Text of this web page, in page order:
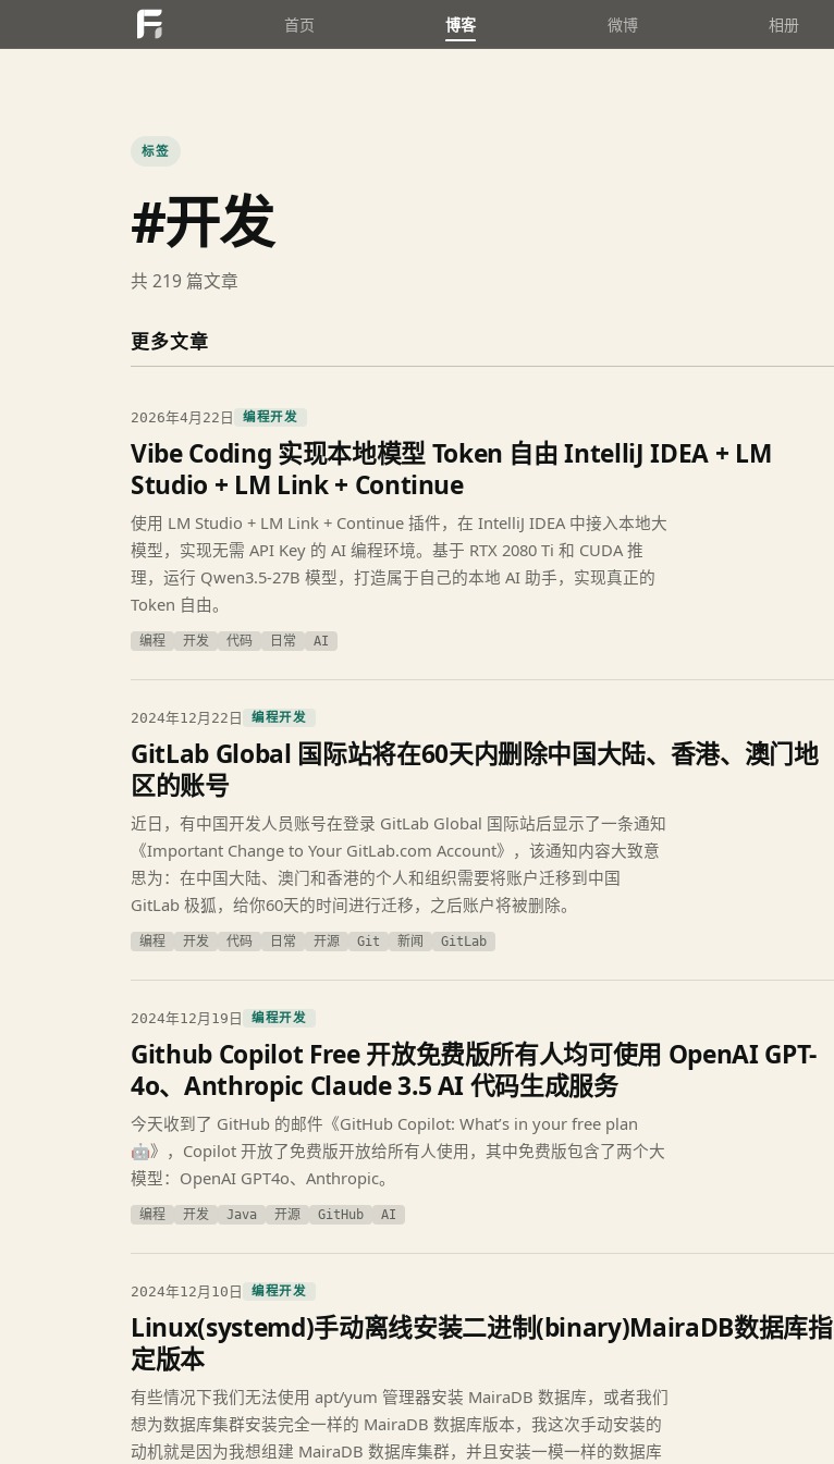
首页 博客 微博 相册
标签
#开发
共 219 篇文章
更多文章
2026年4月22日 编程开发
Vibe Coding 实现本地模型 Token 自由 IntelliJ IDEA + LM
Studio + LM Link + Continue
使用 LM Studio + LM Link + Continue 插件，在 IntelliJ IDEA 中接入本地大
模型，实现无需 API Key 的 AI 编程环境。基于 RTX 2080 Ti 和 CUDA 推
理，运行 Qwen3.5-27B 模型，打造属于自己的本地 AI 助手，实现真正的
Token 自由。
编程 开发 代码 日常 AI
2024年12月22日 编程开发
GitLab Global 国际站将在60天内删除中国大陆、香港、澳门地
区的账号
近日，有中国开发人员账号在登录 GitLab Global 国际站后显示了一条通知
《Important Change to Your GitLab.com Account》，该通知内容大致意
思为：在中国大陆、澳门和香港的个人和组织需要将账户迁移到中国
GitLab 极狐，给你60天的时间进行迁移，之后账户将被删除。
编程 开发 代码 日常 开源 Git 新闻 GitLab
2024年12月19日 编程开发
Github Copilot Free 开放免费版所有人均可使用 OpenAI GPT-
4o、Anthropic Claude 3.5 AI 代码生成服务
今天收到了 GitHub 的邮件《GitHub Copilot: What’s in your free plan
🤖》，Copilot 开放了免费版开放给所有人使用，其中免费版包含了两个大
模型：OpenAI GPT4o、Anthropic。
编程 开发 Java 开源 GitHub AI
2024年12月10日 编程开发
Linux(systemd)手动离线安装二进制(binary)MairaDB数据库指
定版本
有些情况下我们无法使用 apt/yum 管理器安装 MairaDB 数据库，或者我们
想为数据库集群安装完全一样的 MairaDB 数据库版本，我这次手动安装的
动机就是因为我想组建 MairaDB 数据库集群，并且安装一模一样的数据库